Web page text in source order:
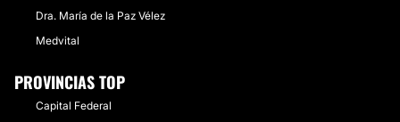
Dra. María de la Paz Vélez
Medvital
PROVINCIAS TOP
Capital Federal